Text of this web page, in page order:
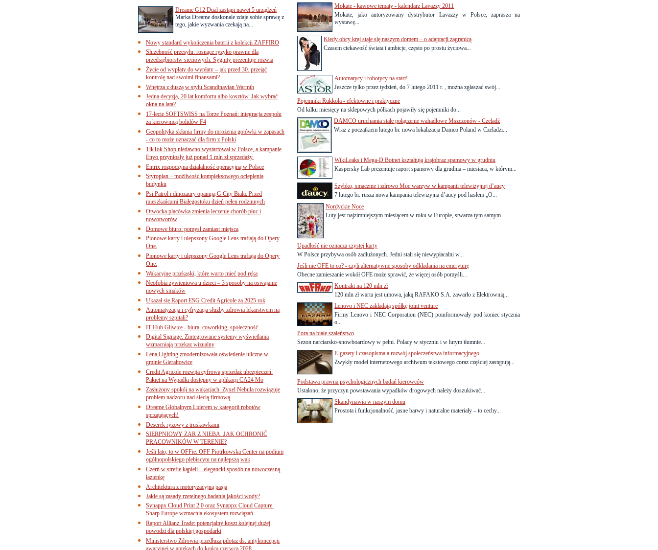
Mokate - kawowe tematy - kalendarz Lavazzy 2011
Mokate, jako autoryzowany dystrybutor Lavazzy w Polsce, zaprasza na
wystawę...
Kiedy obcy kraj staje się naszym domem – o adaptacji zagranicą
Czasem ciekawość świata i ambicje, często po prostu życiowa...
Automatycy i robotycy na start!
Jeszcze tylko przez tydzień, do 7 lutego 2011 r. , można zgłaszać swój...
Pojemniki Rukkola - efektowne i praktyczne
Od kilku miesięcy na sklepowych półkach pojawiły się pojemniki do...
DAMCO uruchamia stałe połączenie wahadłowe Mszczonów - Czeladź
Wraz z początkiem lutego br. nowa lokalizacja Damco Poland w Czeladzi...
WikiLeaks i Mega-D Botnet kształtują krajobraz spamowy w grudniu
Kaspersky Lab prezentuje raport spamowy dla grudnia – miesiąca, w którym...
Szybko, smacznie i zdrowo Moc warzyw w kampanii telewizyjnej d’aucy
7 lutego br. rusza nowa kampania telewizyjna d’aucy pod hasłem „O...
Nordyckie Noce
Luty jest najzimniejszym miesiącem w roku w Europie, stwarza tym samym...
Upadłość nie oznacza czystej karty
W Polsce przybywa osób zadłużonych. Jedni stali się niewypłacalni w...
Jeśli nie OFE to co? - czyli alternatywne sposoby odkładania na emeryturę
Obecne zamieszanie wokół OFE może sprawić, że więcej osób pomyśli...
Kontrakt na 120 mln zł
120 mln zł warta jest umowa, jaką RAFAKO S.A. zawarło z Elektrownią...
Lenovo i NEC zakładają spółkę joint venture
Firmy Lenovo i NEC Corporation (NEC) poinformowały pod koniec stycznia
o...
Pora na białe szaleństwo
Sezon narciarsko-snowboardowy w pełni. Polacy w styczniu i w lutym tłumnie...
E-gazety i czasopisma a rozwój społeczeństwa informacyjnego
Zwykły model internetowego archiwum tekstowego coraz częściej zastępują...
Podstawa prawna psychologicznych badań kierowców
Ustalono, że przyczyn powstawania wypadków drogowych należy doszukiwać...
Skandynawia w naszym domu
Prostota i funkcjonalność, jasne barwy i naturalne materiały – to cechy...
Dreame G12 Dual zastąpi nawet 5 urządzeń
Marka Dreame doskonale zdaje sobie sprawę z
tego, jakie wyzwania czekają na...
Nowy standard wykończenia baterii z kolekcji ZAFFIRO
Służebność przesyłu: rosnące ryzyko prawne dla
przedsiębiorstw sieciowych. Sygnity prezentuje rozwią
Życie od wypłaty do wypłaty – jak przed 30. przejąć
kontrolę nad swoimi finansami?
Wnętrza z duszą w stylu Scandinavian Warmth
Jedna decyzja, 20 lat komfortu albo kosztów. Jak wybrać
okna na lata?
17-lecie SOFTSWISS na Torze Poznań: integracja zespołu
za kierownicą bolidów F4
Geopolityka skłania firmy do mrożenia gotówki w zapasach
- co to może oznaczać dla firm z Polski
TikTok Shop niedawno wystartował w Polsce, a kampanie
Enyo przyniosły już ponad 1 mln zł sprzedaży.
Entrix rozpoczyna działalność operacyjną w Polsce
Styropian – możliwość kompleksowego ocieplenia
budynku
Psi Patrol i dinozaury opanują G City Biała. Przed
mieszkańcami Białegostoku dzień pełen rodzinnych
Otwocka placówka zmienia leczenie chorób płuc i
nowotworów
Domowe biuro: pomysł zamiast miejsca
Pionowe karty i ulepszony Google Lens trafiają do Opery
One.
Pionowe karty i ulepszony Google Lens trafiają do Opery
One.
Wakacyjne przekąski, które warto mieć pod ręką
Neofobia żywieniowa u dzieci – 3 sposoby na oswajanie
nowych smaków
Ukazał się Raport ESG Credit Agricole za 2025 rok
Automatyzacja i cyfryzacja służby zdrowia lekarstwem na
problemy szpitali?
IT Hub Gliwice - biura, coworking, społeczność
Digital Signage. Zintegrowane systemy wyświetlania
wzmacniają przekaz wizualny
Lena Lighting zmodernizowała oświetlenie uliczne w
gminie Gierałtowice
Credit Agricole rozwija cyfrową sprzedaż ubezpieczeń.
Pakiet na Wypadki dostępny w aplikacji CA24 Mo
Zasłużony spokój na wakacjach. Zyxel Nebula rozwiązuje
problem nadzoru nad siecią firmową
Dreame Globalnym Liderem w kategorii robotów
sprzątających!
Deserek ryżowy z truskawkami
SIERPNIOWY ŻAR Z NIEBA. JAK OCHRONIĆ
PRACOWNIKÓW W TERENIE?
Jeśli lato, to w OFFie. OFF Piotrkowska Center na podium
ogólnopolskiego plebiscytu na najlepszą wak
Czerń w strefie kąpieli – elegancki sposób na nowoczesną
łazienkę
Architektura z motoryzacyjną pasją
Jakie są zasady rzetelnego badania jakości wody?
Synappx Cloud Print 2.0 oraz Synappx Cloud Capture.
Sharp Europe wzmacnia ekosystem rozwiązań
Raport Allianz Trade: potencjalny koszt kolejnej dużej
powodzi dla polskiej gospodarki
Ministerstwo Zdrowia przedłuża pilotaż ds. antykoncepcji